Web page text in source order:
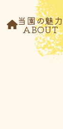
当園の魅力
ABOUT